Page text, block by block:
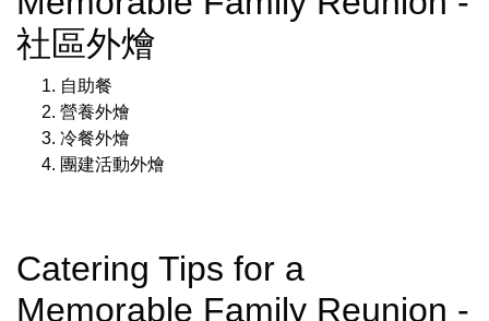
社區外燴
自助餐
營養外燴
冷餐外燴
團建活動外燴
Catering Tips for a
Memorable Family Reunion -